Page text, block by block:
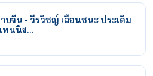
จีน - วีรวิชญ์ เฉือนชนะ ประเดิม
ทนนิส…